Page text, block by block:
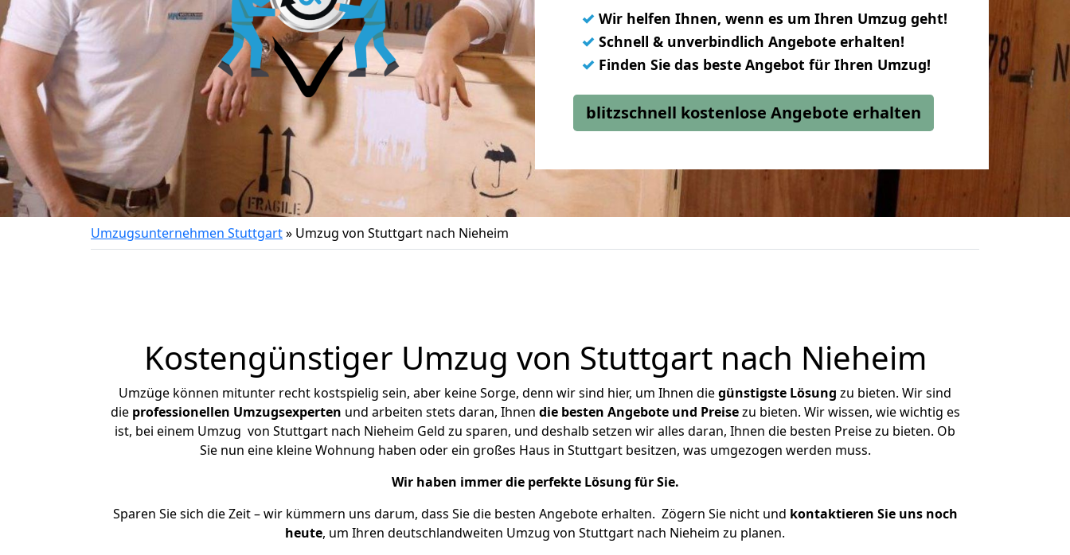
✓ Wir helfen Ihnen, wenn es um Ihren Umzug geht!
✓ Schnell & unverbindlich Angebote erhalten!
✓ Finden Sie das beste Angebot für Ihren Umzug!
blitzschnell kostenlose Angebote erhalten
Umzugsunternehmen Stuttgart» Umzug von Stuttgart nach Nieheim
Kostengünstiger Umzug von Stuttgart nach Nieheim
Umzüge können mitunter recht kostspielig sein, aber keine Sorge, denn wir sind hier, um Ihnen diegünstigste Lösung zu bieten. Wir sind
die professionellen Umzugsexperten und arbeiten stets daran, Ihnen die besten Angebote und Preisezu bieten. Wir wissen, wie wichtig es
ist, bei einem Umzug von Stuttgart nach Nieheim Geld zu sparen, und deshalb setzen wir alles daran, Ihnen die besten Preise zu bieten. Ob
Sie nun eine kleine Wohnung haben oder ein großes Haus in Stuttgart besitzen, was umgezogen werden muss.
Wir haben immer die perfekte Lösung für Sie.
Sparen Sie sich die Zeit – wir kümmern uns darum, dass Sie die besten Angebote erhalten. Zögern Sie nicht und kontaktieren Sie uns noch
heute, um Ihren deutschlandweiten Umzug von Stuttgart nach Nieheim zu planen.